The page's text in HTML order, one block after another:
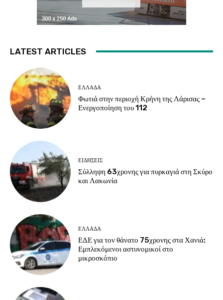
LATEST ARTICLES
ΕΛΛΑΔΑ
Φωτιά στην περιοχή Κρήνη της Λάρισας –
Ενεργοποίηση του 112
ΕΙΔΗΣΕΙΣ
Σύλληψη 63χρονης για πυρκαγιά στη Σκύρο
και Λακωνία
ΕΛΛΑΔΑ
ΕΔΕ για τον θάνατο 75χρονης στα Χανιά:
Εμπλεκόμενοι αστυνομικοί στο
μικροσκόπιο